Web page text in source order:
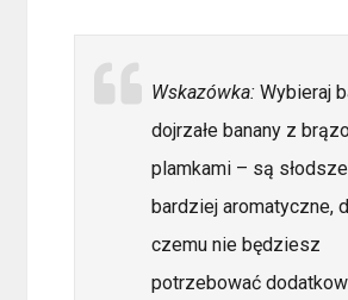
Wskazówka: Wybieraj
dojrzałe banany z
plamkami – są
bardziej aromatyczne,
czemu nie będziesz
potrzebować